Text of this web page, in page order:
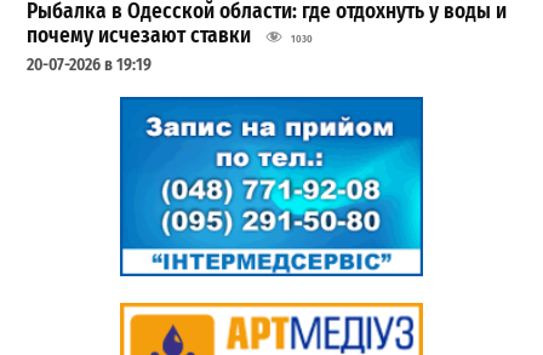
Рыбалка в Одесской области: где отдохнуть у воды и
почему исчезают ставки
1030
20-07-2026 в 19:19